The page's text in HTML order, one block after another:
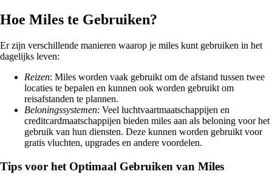
Hoe Miles te Gebruiken?
Er zijn verschillende manieren waarop je miles kunt gebruiken in het
dagelijks leven:
Reizen: Miles worden vaak gebruikt om de afstand tussen twee
locaties te bepalen en kunnen ook worden gebruikt om
reisafstanden te plannen.
Beloningssystemen: Veel luchtvaartmaatschappijen en
creditcardmaatschappijen bieden miles aan als beloning voor het
gebruik van hun diensten. Deze kunnen worden gebruikt voor
gratis vluchten, upgrades en andere voordelen.
Tips voor het Optimaal Gebruiken van Miles